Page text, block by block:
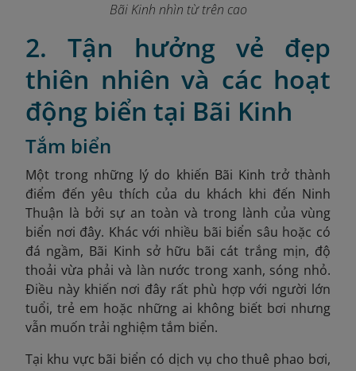
Bãi Kinh nhìn từ trên cao
2. Tận hưởng vẻ đẹp
thiên nhiên và các hoạt
động biển tại Bãi Kinh
Tắm biển
Một trong những lý do khiến Bãi Kinh trở thành
điểm đến yêu thích của du khách khi đến Ninh
Thuận là bởi sự an toàn và trong lành của vùng
biển nơi đây. Khác với nhiều bãi biển sâu hoặc có
đá ngầm, Bãi Kinh sở hữu bãi cát trắng mịn, độ
thoải vừa phải và làn nước trong xanh, sóng nhỏ.
Điều này khiến nơi đây rất phù hợp với người lớn
tuổi, trẻ em hoặc những ai không biết bơi nhưng
vẫn muốn trải nghiệm tắm biển.
Tại khu vực bãi biển có dịch vụ cho thuê phao bơi,